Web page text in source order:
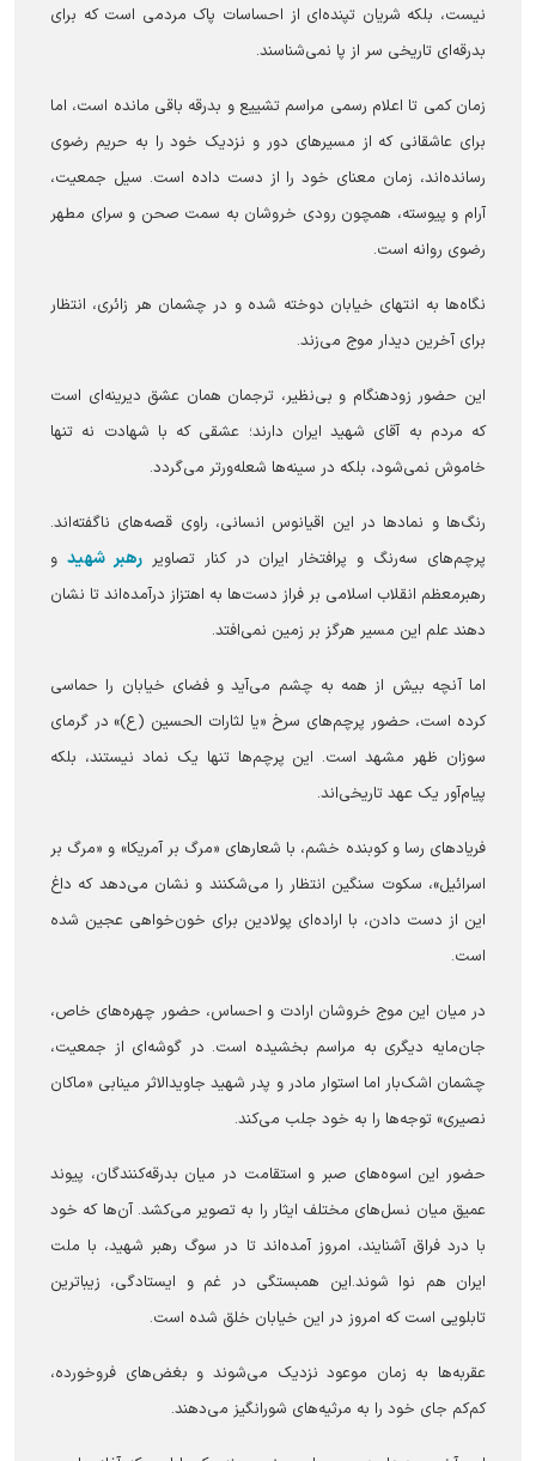
نیست، بلکه شریان تپنده‌ای از احساسات پاک مردمی است که برای
بدرقه‌ای تاریخی سر از پا نمی‌شناسند.
زمان کمی تا اعلام رسمی مراسم تشییع و بدرقه باقی مانده است، اما
برای عاشقانی که از مسیرهای دور و نزدیک خود را به حریم رضوی
رسانده‌اند، زمان معنای خود را از دست داده است. سیل جمعیت،
آرام و پیوسته، همچون رودی خروشان به سمت صحن و سرای مطهر
رضوی روانه است.
نگاه‌ها به انتهای خیابان دوخته شده و در چشمان هر زائری، انتظار
برای آخرین دیدار موج می‌زند.
این حضور زودهنگام و بی‌نظیر، ترجمان همان عشق دیرینه‌ای است
که مردم به آقای شهید ایران دارند؛ عشقی که با شهادت نه تنها
خاموش نمی‌شود، بلکه در سینه‌ها شعله‌ورتر می‌گردد.
رنگ‌ها و نمادها در این اقیانوس انسانی، راوی قصه‌های ناگفته‌اند.
پرچم‌های سه‌رنگ و پرافتخار ایران در کنار تصاویررهبر شهید و
رهبرمعظم انقلاب اسلامی بر فراز دست‌ها به اهتزاز درآمده‌اند تا نشان
دهند علم این مسیر هرگز بر زمین نمی‌افتد.
اما آنچه بیش از همه به چشم می‌آید و فضای خیابان را حماسی
کرده است، حضور پرچم‌های سرخ «یا لثارات الحسین (ع)» در گرمای
سوزان ظهر مشهد است. این پرچم‌ها تنها یک نماد نیستند، بلکه
پیام‌آور یک عهد تاریخی‌اند.
فریادهای رسا و کوبنده خشم، با شعارهای «مرگ بر آمریکا» و «مرگ بر
اسرائیل»، سکوت سنگین انتظار را می‌شکنند و نشان می‌دهد که داغ
این از دست دادن، با اراده‌ای پولادین برای خون‌خواهی عجین شده
است.
در میان این موج خروشان ارادت و احساس، حضور چهره‌های خاص،
جان‌مایه دیگری به مراسم بخشیده است. در گوشه‌ای از جمعیت،
چشمان اشک‌بار اما استوار مادر و پدر شهید جاویدالاثر مینابی «ماکان
نصیری» توجه‌ها را به خود جلب می‌کند.
حضور این اسوه‌های صبر و استقامت در میان بدرقه‌کنندگان، پیوند
عمیق میان نسل‌های مختلف ایثار را به تصویر می‌کشد. آن‌ها که خود
با درد فراق آشنایند، امروز آمده‌اند تا در سوگ رهبر شهید، با ملت
ایران هم نوا شوند.این همبستگی در غم و ایستادگی، زیباترین
تابلویی است که امروز در این خیابان خلق شده است.
عقربه‌ها به زمان موعود نزدیک می‌شوند و بغض‌های فروخورده،
کم‌کم جای خود را به مرثیه‌های شورانگیز می‌دهند.